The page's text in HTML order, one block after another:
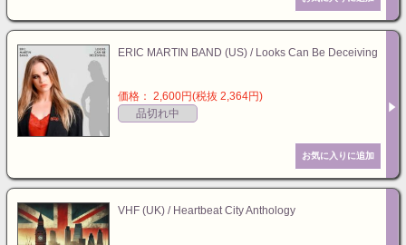
ERIC MARTIN BAND (US) / Looks Can Be Deceiving
価格： 2,600円(税抜 2,364円)
品切れ中
VHF (UK) / Heartbeat City Anthology